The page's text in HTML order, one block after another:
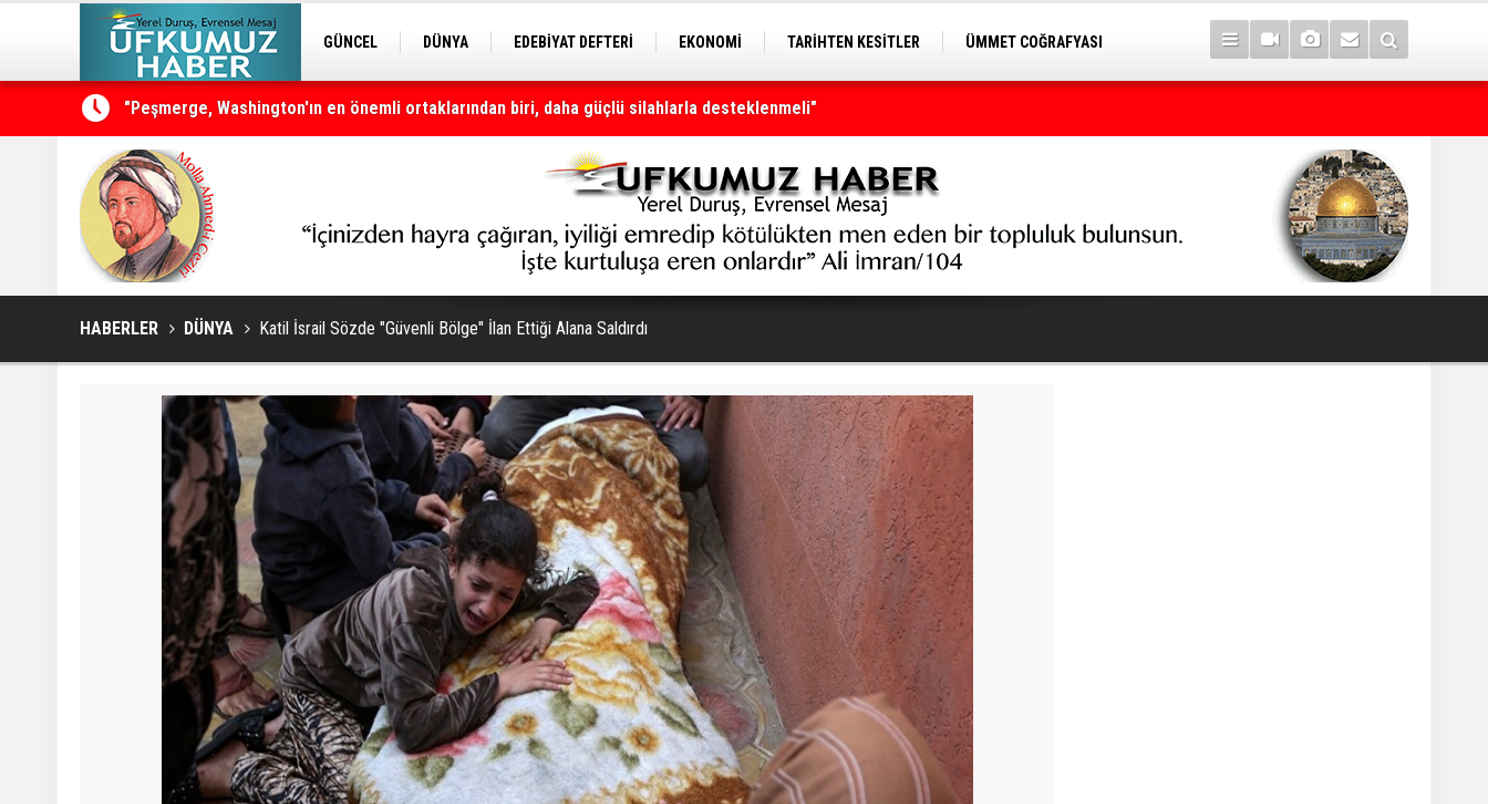
GÜNCEL DÜNYA EDEBİYAT DEFTERİ EKONOMİ TARİHTEN KESİTLER
ÜMMET COĞRAFYASI
Neçirvan Barzani: Kürdistan herkesin ortak vatanı olmaya devam edecek
HABERLER DÜNYA Katil İsrail Sözde "Güvenli Bölge" İlan Ettiği Alana Saldırdı